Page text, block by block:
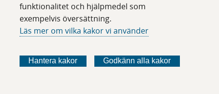
funktionalitet och hjälpmedel som
exempelvis översättning.
Läs mer om vilka kakor vi använder
Hantera kakor Godkänn alla kakor
Twinkle, genetisk diagnostik
CMMS
CMMS